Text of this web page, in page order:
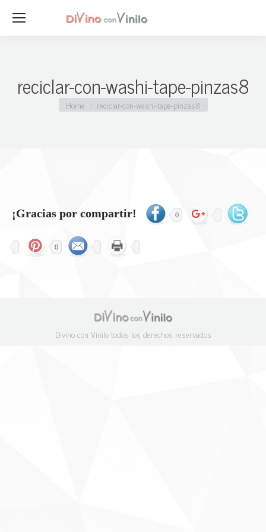
reciclar-con-washi-tape-pinzas8
You are here:
Home reciclar-con-washi-tape-pinzas8
¡Gracias por compartir! 0
0
Divino con Vinilo todos los derechos reservados